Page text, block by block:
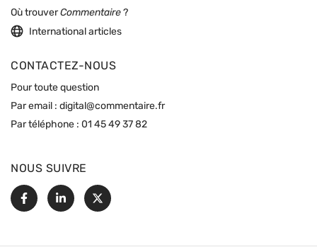
Où trouverCommentaire ?
International articles
CONTACTEZ-NOUS
Pour toute question
Par email : digital@commentaire.fr
Par téléphone : 01 45 49 37 82
NOUS SUIVRE
FacebookLinkedin
X